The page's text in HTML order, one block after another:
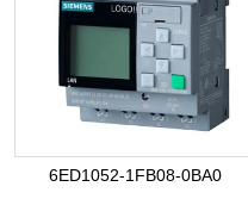
6ED1052-1FB08-0BA0